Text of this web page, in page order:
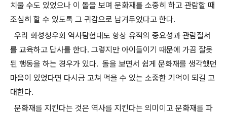
치울 수도 있었으나 이 돌을 보며 문화재를 소중히 하고 관람할 때
조심히 할 수 있도록 그 귀감으로 남겨두었다고 한다.
우리 화성청우회 역사탐험대도 항상 유적의 중요성과 관람질서
를 교육하고 답사를 한다. 그렇지만 아이들이기 때문에 가끔 잘못
된 행동을 하는 경우가 있다. 돌을 보면서 쉽게 문화재를 생각했던
마음이 있었다면 다시금 고쳐 먹을 수 있는 소중한 기억이 되길 고
대한다.
문화재를 지킨다는 것은 역사를 지킨다는 의미이고 문화재를 파